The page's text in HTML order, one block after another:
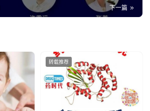
下一篇
转载推荐